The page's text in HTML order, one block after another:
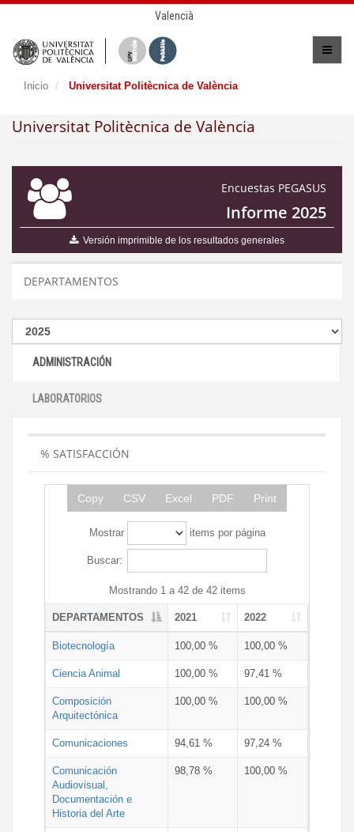
Valencià
Inicio Universitat Politècnica de València
Universitat Politècnica de València
Encuestas PEGASUS
Informe 2025
Versión imprimible de los resultados generales
DEPARTAMENTOS
ADMINISTRACIÓN
LABORATORIOS
% SATISFACCIÓN
Copy CSV Excel PDF Print
Mostrar items por página
Buscar:
Mostrando 1 a 42 de 42 items
DEPARTAMENTOS 2021 2022
Biotecnología 100,00 % 100,00 %
Ciencia Animal 100,00 % 97,41 %
Composición
Arquitectónica
100,00 % 100,00 %
Comunicaciones 94,61 % 97,24 %
Comunicación
Audiovisual,
Documentación e
Historia del Arte
98,78 % 100,00 %